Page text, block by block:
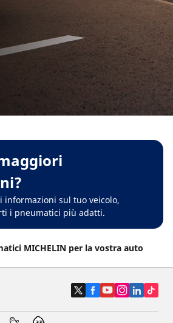
informazioni sul tuo veicolo,
i pneumatici più adatti.
MICHELIN per la vostra auto